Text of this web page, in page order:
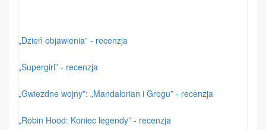
„Dzień objawienia” - recenzja
„Supergirl” - recenzja
„Gwiezdne wojny”: „Mandalorian i Grogu” - recenzja
„Robin Hood: Koniec legendy” - recenzja